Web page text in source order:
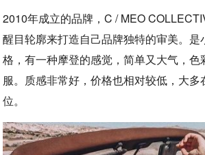
2010年成立的品牌，C / MEO
醒目轮廓来打造自己品牌独特的审美。是
格，有一种摩登的感觉，简单又大气，色
服。质感非常好，价格也相对较低，大多
位。